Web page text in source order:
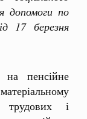
допомоги по
17 березня
на пенсійне
трудових і